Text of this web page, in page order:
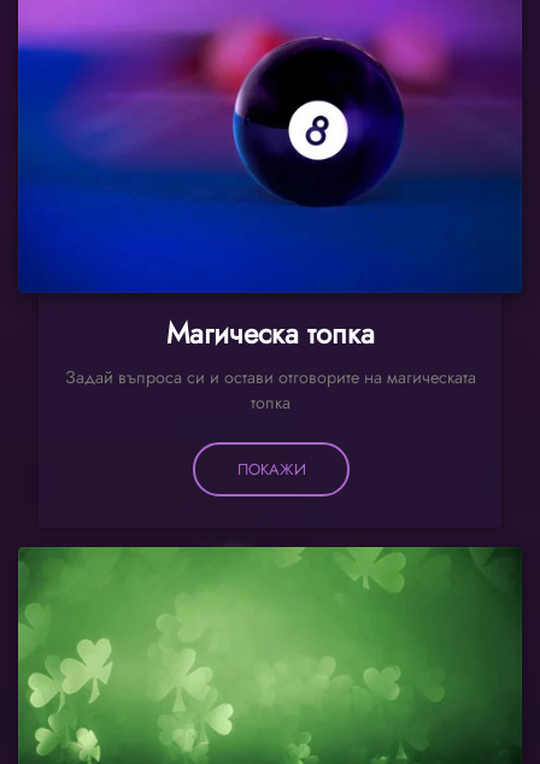
Магическа топка
Задай въпроса си и остави отговорите на магическата
топка
ПОКАЖИ